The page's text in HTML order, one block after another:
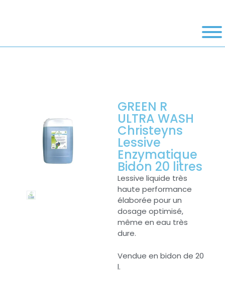
GREEN R
ULTRA WASH
Christeyns
Lessive
Enzymatique
Bidon 20 litres
Lessive liquide très
haute performance
élaborée pour un
dosage optimisé,
même en eau très
dure.
Vendue en bidon de 20
l.